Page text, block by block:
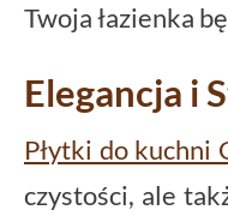
Twoja łazienka
Elegancja i
Płytki do kuchni
czystości, ale